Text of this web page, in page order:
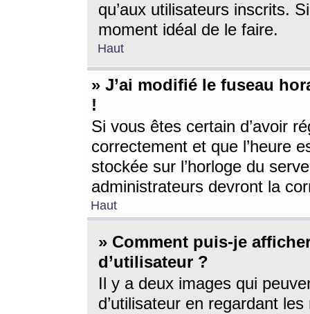
qu’aux utilisateurs inscrits.
moment idéal de le faire.
Haut
» J’ai modifié le fuseau
!
Si vous êtes certain d’avoir
correctement et que l’heure
stockée sur l’horloge du
administrateurs devront la
Haut
» Comment puis-je
d’utilisateur ?
Il y a deux images qui
d’utilisateur en regardant